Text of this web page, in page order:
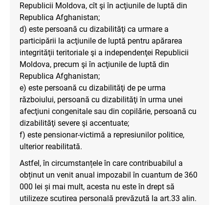
Republicii Moldova, cît şi în acţiunile de luptă din
Republica Afghanistan;
d) este persoană cu dizabilităţi ca urmare a
participării la acţiunile de luptă pentru apărarea
integrităţii teritoriale şi a independenţei Republicii
Moldova, precum şi în acţiunile de luptă din
Republica Afghanistan;
e) este persoană cu dizabilităţi de pe urma
războiului, persoană cu dizabilităţi în urma unei
afecţiuni congenitale sau din copilărie, persoană cu
dizabilităţi severe şi accentuate;
f) este pensionar-victimă a represiunilor politice,
ulterior reabilitată.
Astfel, în circumstanțele în care contribuabilul a
obținut un venit anual impozabil în cuantum de 360
000 lei și mai mult, acesta nu este în drept să
utilizeze scutirea personală prevăzută la art.33 alin.